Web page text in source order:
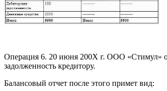
Операция 6. 20 июня 200Х г. ООО «Стимул»
задолженность кредитору.
Балансовый отчет после этого примет вид: